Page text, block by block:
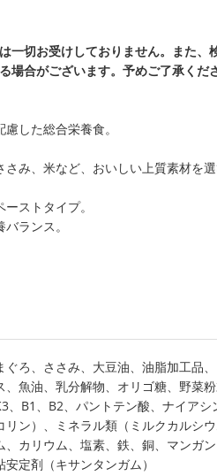
一切お受けしておりません。また、
場合がございます。予めご了承くだ
した総合栄養食。
み、米など、おいしい上質素材を選
ストタイプ。
ランス。
ぐろ、ささみ、大豆油、油脂加工品
、魚油、乳分解物、オリゴ糖、野菜
、B1、B2、パントテン酸、ナイアシ
リン）、ミネラル類（ミルクカルシ
、カリウム、塩素、鉄、銅、マンガ
安定剤（キサンタンガム）